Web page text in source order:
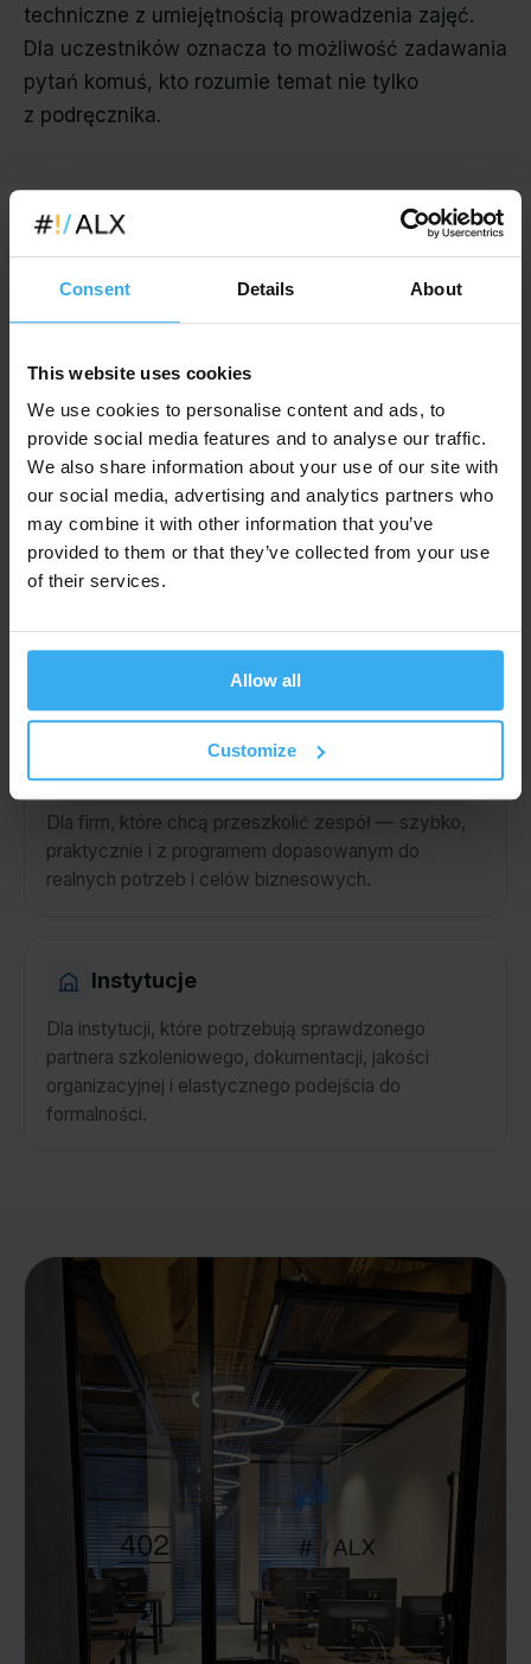
Consent Details About
This website uses cookies
We use cookies to personalise content and ads, to
provide social media features and to analyse our traffic.
We also share information about your use of our site with
our social media, advertising and analytics partners who
may combine it with other information that you’ve
provided to them or that they’ve collected from your use
of their services.
Allow all
Customize
techniczne z umiejętnością prowadzenia zajęć.
Dla uczestników oznacza to możliwość zadawania
pytań komuś, kto rozumie temat nie tylko
z podręcznika.
Dla kogo jest ALX
Osoby indywidualne
Dla osób, które chcą kompleksowo nauczyć się
nowej dziedziny od podstaw lub wejść do IT.
Specjaliści
Dla specjalistów, którzy potrzebują konkretnej
frameworka, systemu, metody pracy albo
Firmy
Dla firm, które chcą przeszkolić zespół — szybko,
praktycznie i z programem dopasowanym do
realnych potrzeb i celów biznesowych.
Instytucje
Dla instytucji, które potrzebują sprawdzonego
partnera szkoleniowego, dokumentacji, jakości
organizacyjnej i elastycznego podejścia do
formalności.